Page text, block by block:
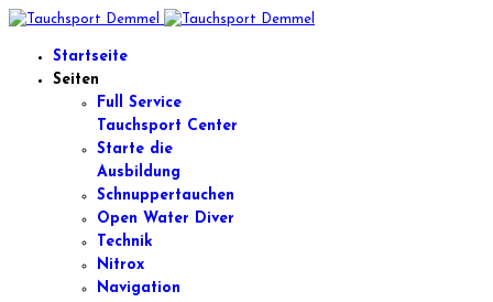
Startseite
Seiten
Full Service
Tauchsport Center
Starte die
Ausbildung
Schnuppertauchen
Open Water Diver
Technik
Nitrox
Navigation